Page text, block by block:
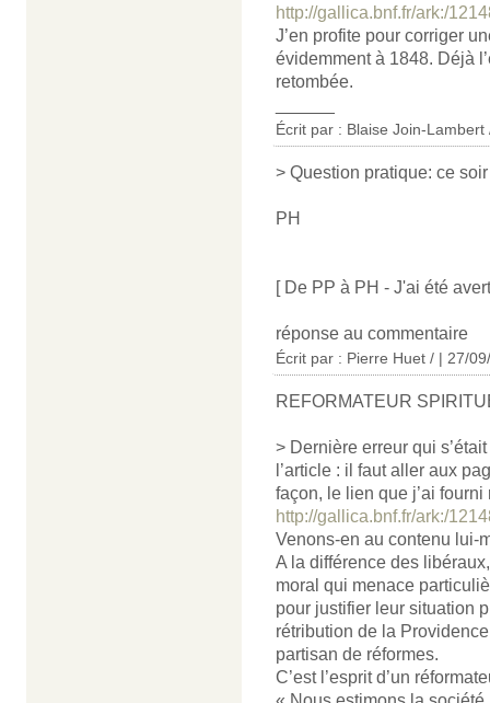
http://gallica.bnf.fr/ark:/
J’en profite pour corriger
évidemment à 1848. Déjà
retombée.
Écrit par : Blaise Join-Lambert
> Question pratique: ce
PH
[ De PP à PH - J'ai été
réponse au commentaire
Écrit par : Pierre Huet / | 27/
REFORMATEUR
> Dernière erreur qui
l’article : il faut aller aux
façon, le lien que j’ai
http://gallica.bnf.fr/ark:/
Venons-en au contenu lui-
A la différence des
moral qui menace
pour justifier leur situation
rétribution de la
partisan de réformes.
C’est l’esprit d’un